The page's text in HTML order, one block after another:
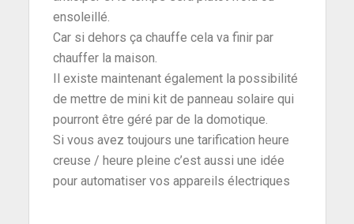
ensoleillé.
Car si dehors ça chauffe cela va finir par
chauffer la maison.
Il existe maintenant également la possibilité
de mettre de mini kit de panneau solaire qui
pourront être géré par de la domotique.
Si vous avez toujours une tarification heure
creuse / heure pleine c’est aussi une idée
pour automatiser vos appareils électriques